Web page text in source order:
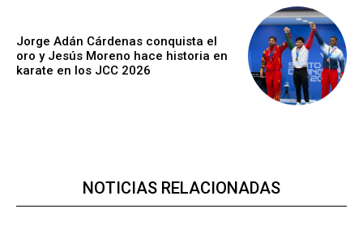
Jorge Adán Cárdenas conquista el
oro y Jesús Moreno hace historia en
karate en los JCC 2026
NOTICIAS RELACIONADAS